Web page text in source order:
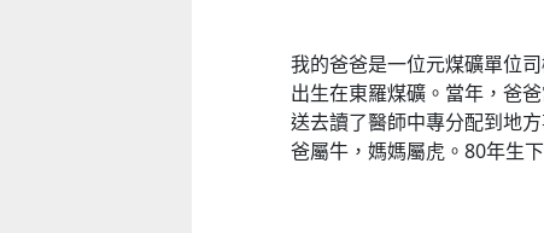
我的爸爸是一位元煤礦單位
出生在東羅煤礦。當年，爸
送去讀了醫師中專分配到地
爸屬牛，媽媽屬虎。80年生